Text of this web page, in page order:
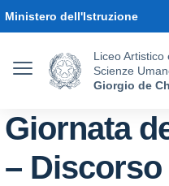
Ministero dell'Istruzione
Liceo Artistico
Scienze
Giorgio de
Giornata
–